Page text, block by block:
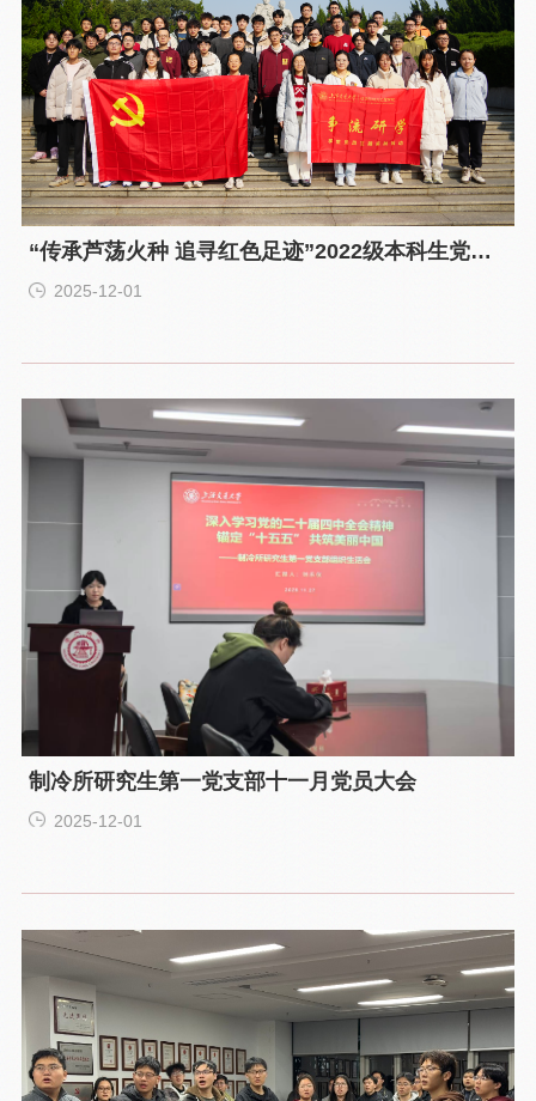
“传承芦荡火种 追寻红色足迹”2022级本科生党员
赴沙家浜参观学习
2025-12-01
制冷所研究生第一党支部十一月党员大会
2025-12-01